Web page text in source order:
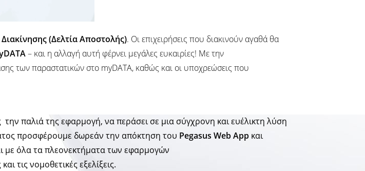
(Δελτία Αποστολής). Οι επιχειρήσεις που διακινούν αγαθά θα
– και η αλλαγή αυτή φέρνει μεγάλες ευκαιρίες! Με την
των παραστατικών στο myDATA, καθώς και οι υποχρεώσεις που
παλιά της εφαρμογή, να περάσει σε μια σύγχρονη και ευέλικτη λύση
προσφέρουμε δωρεάν την απόκτηση του Pegasus Web App και
με όλα τα πλεονεκτήματα των εφαρμογών
τις νομοθετικές εξελίξεις.